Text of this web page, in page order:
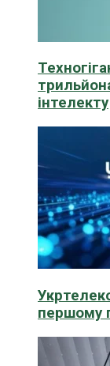
інтелекту
першому